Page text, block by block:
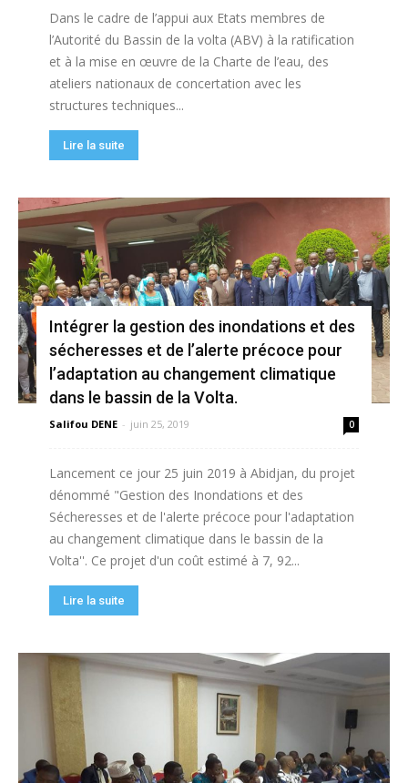
Dans le cadre de l’appui aux Etats membres de
l’Autorité du Bassin de la volta (ABV) à la ratification
et à la mise en œuvre de la Charte de l’eau, des
ateliers nationaux de concertation avec les
structures techniques...
Lire la suite
Intégrer la gestion des inondations et des
sécheresses et de l’alerte précoce pour
l’adaptation au changement climatique
dans le bassin de la Volta.
Salifou DENE - juin 25, 2019 0
Lancement ce jour 25 juin 2019 à Abidjan, du projet
dénommé "Gestion des Inondations et des
Sécheresses et de l'alerte précoce pour l'adaptation
au changement climatique dans le bassin de la
Volta''. Ce projet d'un coût estimé à 7, 92...
Lire la suite